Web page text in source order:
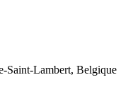
Saint-Lambert, Belgique